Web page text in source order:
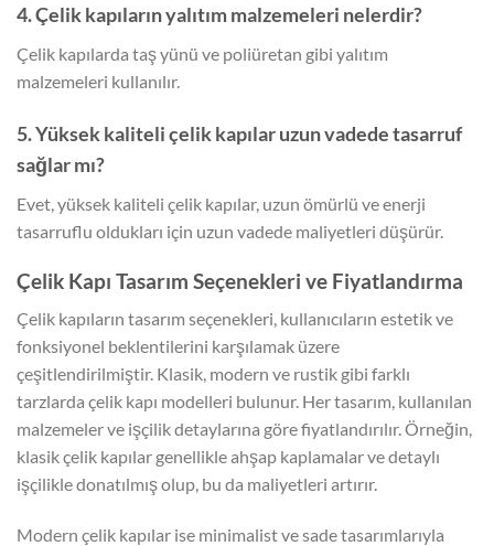
4. Çelik kapıların yalıtım malzemeleri nelerdir?
Çelik kapılarda taş yünü ve poliüretan gibi yalıtım
malzemeleri kullanılır.
5. Yüksek kaliteli çelik kapılar uzun vadede tasarruf
sağlar mı?
Evet, yüksek kaliteli çelik kapılar, uzun ömürlü ve enerji
tasarruflu oldukları için uzun vadede maliyetleri düşürür.
Çelik Kapı Tasarım Seçenekleri ve Fiyatlandırma
Çelik kapıların tasarım seçenekleri, kullanıcıların estetik ve
fonksiyonel beklentilerini karşılamak üzere
çeşitlendirilmiştir. Klasik, modern ve rustik gibi farklı
tarzlarda çelik kapı modelleri bulunur. Her tasarım, kullanılan
malzemeler ve işçilik detaylarına göre fiyatlandırılır. Örneğin,
klasik çelik kapılar genellikle ahşap kaplamalar ve detaylı
işçilikle donatılmış olup, bu da maliyetleri artırır.
Modern çelik kapılar ise minimalist ve sade tasarımlarıyla